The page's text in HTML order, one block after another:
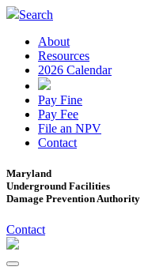
Search
About
Resources
2026 Calendar
Pay Fine
Pay Fee
File an NPV
Contact
Maryland
Underground Facilities
Damage Prevention Authority
Contact